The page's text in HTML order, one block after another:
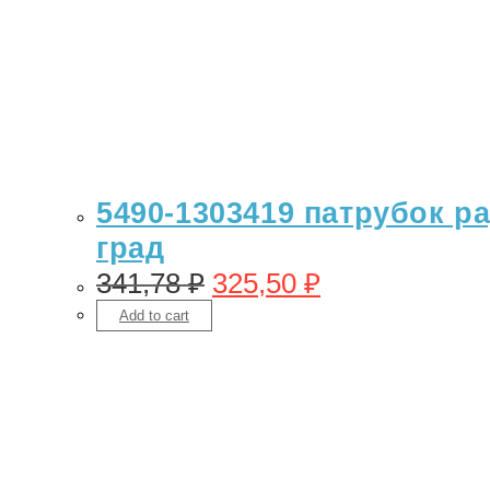
5490-1303419 патрубок
град
341,78₽ 325,50 ₽
Add to cart